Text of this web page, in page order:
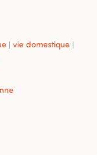
| vie domestique |